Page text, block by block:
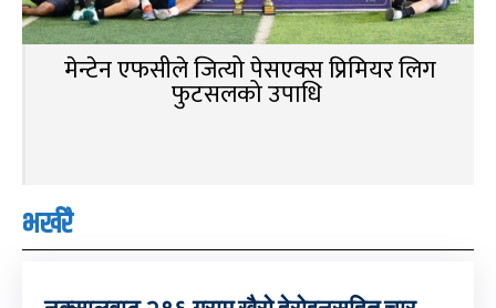
मेन्टेन एफसीले जित्यो पेसएक्स प्रिमियर लिग
फुटसलको उपाधि
भर्खरै